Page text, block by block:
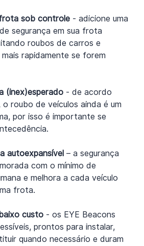
sob controle - adicione uma
segurança em sua frota
roubos de carros e
rapidamente se forem
(inex)esperado - de acordo
roubo de veículos ainda é um
por isso é importante se
autoexpansível – a segurança
com o mínimo de
e melhora a cada veículo
frota.
custo - os EYE Beacons
prontos para instalar,
quando necessário e duram